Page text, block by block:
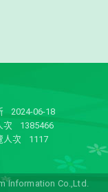
2024-06-18
次
1385466
人次
1117
Information Co.,Ltd.